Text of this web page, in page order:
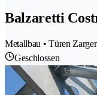
Balzaretti
Metallbau • Türen
Geschlossen